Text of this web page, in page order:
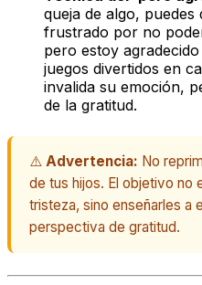
queja de algo, puedes
frustrado por no
pero estoy agradecido
juegos divertidos en
invalida su emoción,
de la gratitud.
⚠️ Advertencia: No
de tus hijos. El objetivo no
tristeza, sino enseñarles a
perspectiva de gratitud.